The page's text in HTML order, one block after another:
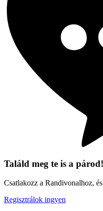
Találd meg te is a párod!
Csatlakozz a Randivonalhoz,
Regisztrálok ingyen